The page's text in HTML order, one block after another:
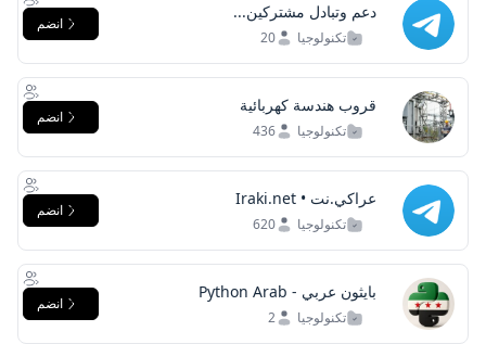
دعم وتبادل مشتركين...
تكنولوجيا 20
انضم
قروب هندسة كهربائية
تكنولوجيا 436
انضم
عراكي.نت • Iraki.net
تكنولوجيا 620
انضم
بايثون عربي - Python Arab
تكنولوجيا 2
انضم